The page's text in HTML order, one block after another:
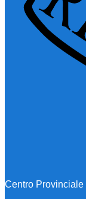
Centro Provinciale